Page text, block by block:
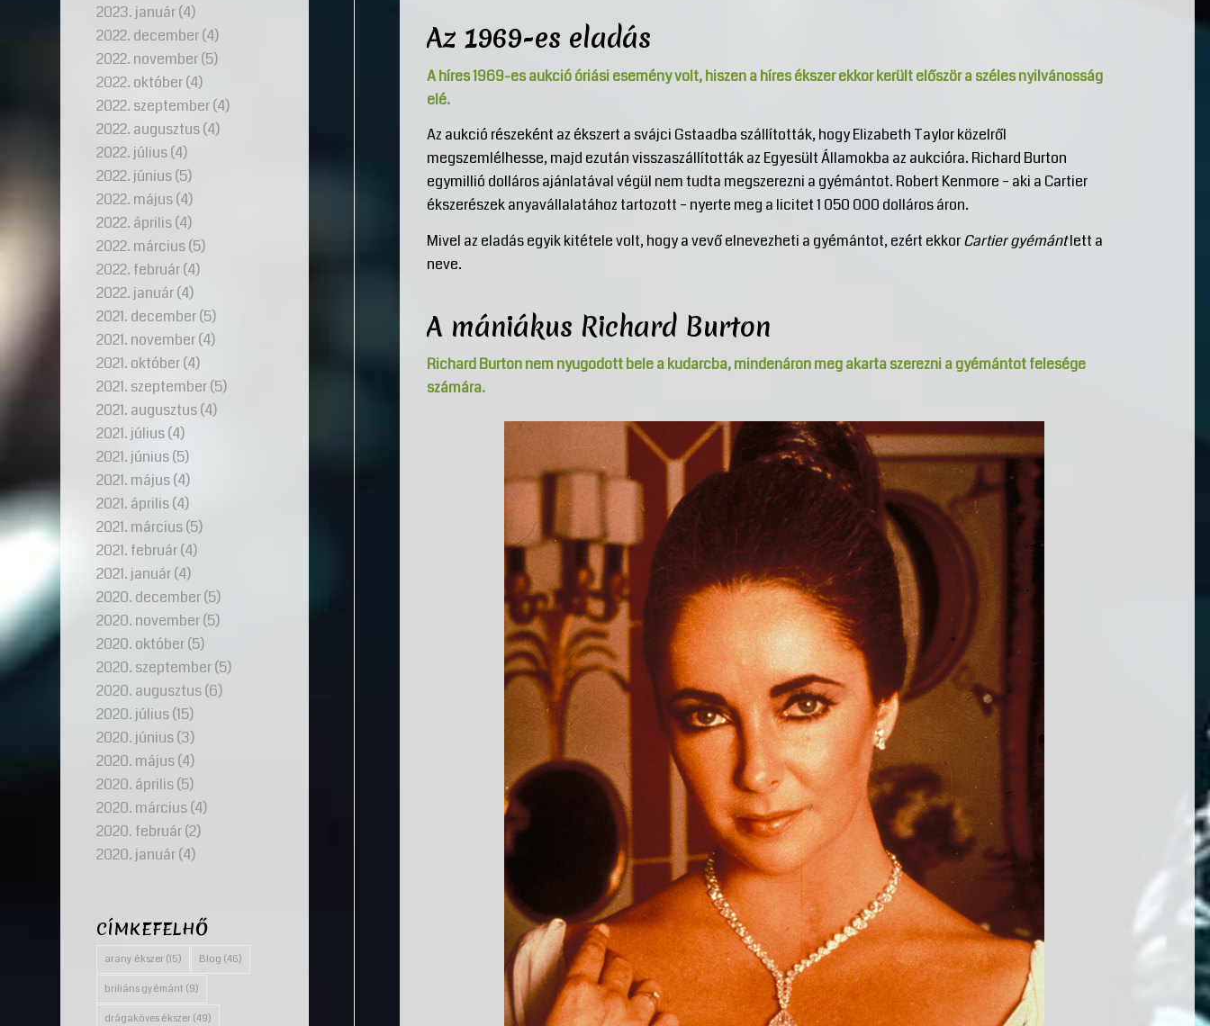
Az 1969-es eladás
A híres 1969-es aukció óriási esemény volt, hiszen a híres ékszer ekkor került először a széles nyilvánosság
elé.
Az aukció részeként az ékszert a svájci Gstaadba szállították, hogy Elizabeth Taylor közelről
megszemlélhesse, majd ezután visszaszállították az Egyesült Államokba az aukcióra. Richard Burton
egymillió dolláros ajánlatával végül nem tudta megszerezni a gyémántot. Robert Kenmore – aki a Cartier
ékszerészek anyavállalatához tartozott – nyerte meg a licitet 1 050 000 dolláros áron.
Mivel az eladás egyik kitétele volt, hogy a vevő elnevezheti a gyémántot, ezért ekkorCartier gyémántlett a
neve.
A mániákus Richard Burton
Richard Burton nem nyugodott bele a kudarcba, mindenáron meg akarta szerezni a gyémántot felesége
számára.
2023. január(4)
2022. december(4)
2022. november(5)
2022. október(4)
2022. szeptember(4)
2022. augusztus(4)
2022. július(4)
2022. június(5)
2022. május(4)
2022. április(4)
2022. március(5)
2022. február(4)
2022. január(4)
2021. december(5)
2021. november(4)
2021. október(4)
2021. szeptember(5)
2021. augusztus(4)
2021. július(4)
2021. június(5)
2021. május(4)
2021. április(4)
2021. március(5)
2021. február(4)
2021. január(4)
2020. december(5)
2020. november(5)
2020. október(5)
2020. szeptember(5)
2020. augusztus(6)
2020. július(15)
2020. június(3)
2020. május(4)
2020. április(5)
2020. március(4)
2020. február(2)
2020. január(4)
CÍMKEFELHŐ
arany ékszer (15) Blog (46)
briliáns gyémánt (9)
drágaköves ékszer (49)